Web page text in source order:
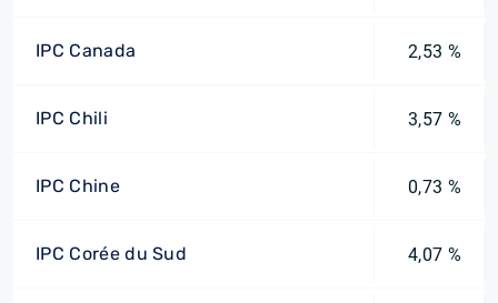
IPC Canada 2,53 %
IPC Chili 3,57 %
IPC Chine 0,73 %
IPC Corée du Sud 4,07 %